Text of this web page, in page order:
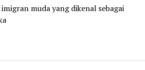
muda yang dikenal sebagai